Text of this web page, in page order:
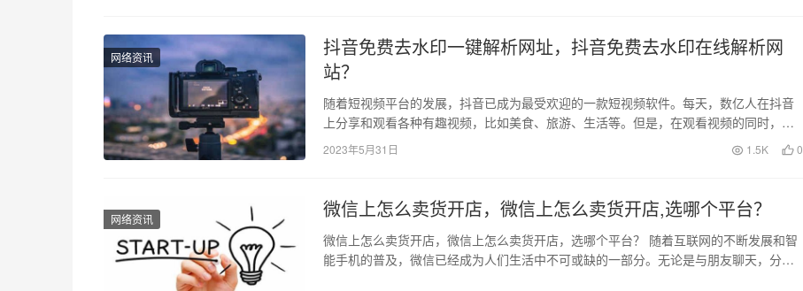
网络资讯
抖音免费去水印一键解析网址，抖音免费去水印在线解析网
站？
随着短视频平台的发展，抖音已成为最受欢迎的一款短视频软件。每天，数亿人在抖音
上分享和观看各种有趣视频，比如美食、旅游、生活等。但是，在观看视频的同时，常
常会被水印挡住画面，影响观感…
2023年5月31日 1.5K 0
网络资讯 微信上怎么卖货开店，微信上怎么卖货开店,选哪个平台？
微信上怎么卖货开店，微信上怎么卖货开店，选哪个平台？ 随着互联网的不断发展和智
能手机的普及，微信已经成为人们生活中不可或缺的一部分。无论是与朋友聊天，分享